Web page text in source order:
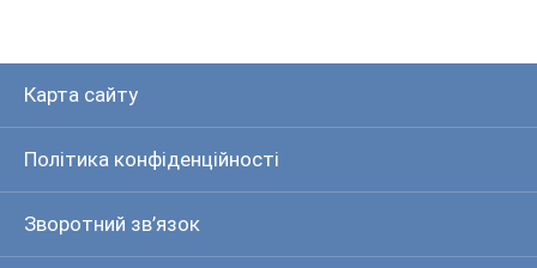
Карта сайту
Політика конфіденційності
Зворотний зв’язок